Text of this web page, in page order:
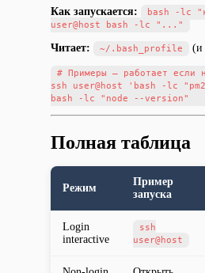
Как запускается: bash -lc
user@host bash -lc "..."
Читает: ~/.bash_profile (и
# Примеры — работает если
ssh user@host 'bash -lc
Полная таблица
Режим
Пример
запуска
Login
interactive
ssh
user@host